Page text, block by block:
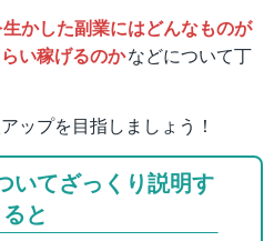
かした副業にはどんなものが
い稼げるのかなどについて丁
ップを目指しましょう！
いてざっくり説明す
ると